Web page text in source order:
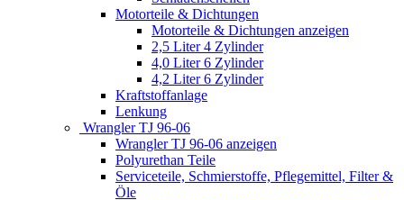
Motorteile & Dichtungen
Motorteile & Dichtungen anzeigen
2,5 Liter 4 Zylinder
4,0 Liter 6 Zylinder
4,2 Liter 6 Zylinder
Kraftstoffanlage
Lenkung
Wrangler TJ 96-06
Wrangler TJ 96-06 anzeigen
Polyurethan Teile
Serviceteile, Schmierstoffe, Pflegemittel, Filter &
Öle